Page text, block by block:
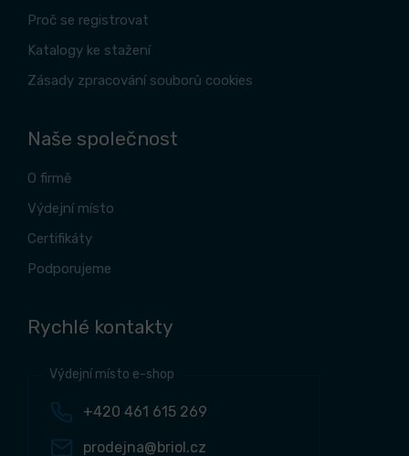
Proč se registrovat
Katalogy ke stažení
Zásady zpracování souborů cookies
Naše společnost
O firmě
Výdejní místo
Certifikáty
Podporujeme
Rychlé kontakty
Výdejní místo e-shop
+420 461 615 269
prodejna@briol.cz